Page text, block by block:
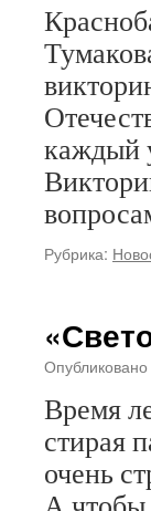
каждый
Рубрика:
Опубликовано
Время
стирая
очень